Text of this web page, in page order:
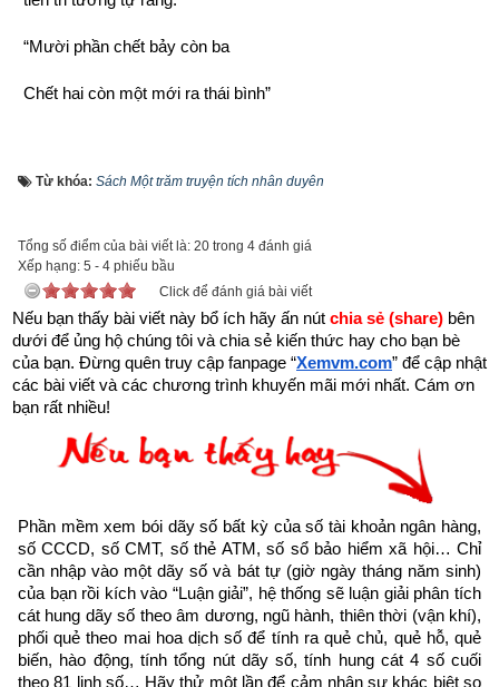
“Mười phần chết bảy còn ba
Chết hai còn một mới ra thái bình”
an”
Như vậy chúng ta đang sống trong thời gian cuối cùng của
thời kỳ mạt pháp khi mà đạo đức nhân loại suy đồi, bại hoại
đến cùng cực, đại nạn sắp đến chỉ có hành thiện tích đức thì
Từ khóa: Sách Một trăm truyện tích nhân duyên
Tổng số điểm của bài viết là: 20 trong 4 đánh giá
Xếp hạng: 5 - 4 phiếu bầu
Click để đánh giá bài viết
Nếu bạn thấy bài viết này bổ ích hãy ấn nút chia sẻ (share) bên
dưới để ủng hộ chúng tôi và chia sẻ kiến thức hay cho bạn bè
của bạn. Đừng quên truy cập fanpage “Xemvm.com” để cập nhật
các bài viết và các chương trình khuyến mãi mới nhất. Cám ơn
bạn rất nhiều!
Phần mềm xem bói dãy số bất kỳ của số tài khoản ngân hàng,
số CCCD, số CMT, số thẻ ATM, số sổ bảo hiểm xã hội… Chỉ
cần nhập vào một dãy số và bát tự (giờ ngày tháng năm sinh)
của bạn rồi kích vào “Luận giải”, hệ thống sẽ luận giải phân tích
cát hung dãy số theo âm dương, ngũ hành, thiên thời (vận khí),
phối quẻ theo mai hoa dịch số để tính ra quẻ chủ, quẻ hỗ, quẻ
biến, hào động, tính tổng nút dãy số, tính hung cát 4 số cuối
theo 81 linh số… Hãy thử một lần để cảm nhận sự khác biệt so